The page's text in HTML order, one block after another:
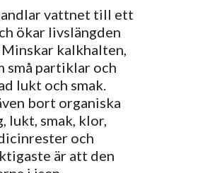
vattnet till ett
ökar livslängden
Minskar kalkhalten,
små partiklar och
lukt och smak.
bort organiska
lukt, smak, klor,
och
är att den